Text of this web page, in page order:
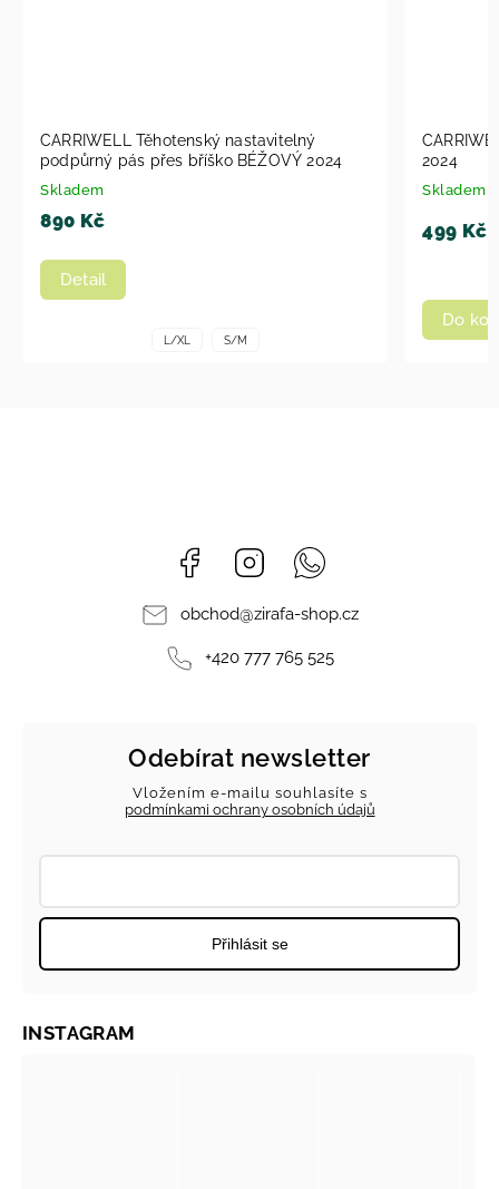
CARRIWELL Těhotenský nastavitelný
podpůrný pás přes bříško BÉŽOVÝ 2024
Skladem
890 Kč
Detail
L/XL S/M
2024
Skladem
499 Kč
Do
Facebook Instagram
obchod@zirafa-shop.cz
+420 777 765 525
Odebírat newsletter
Vložením e-mailu souhlasíte s
podmínkami ochrany osobních údajů
Přihlásit se
INSTAGRAM